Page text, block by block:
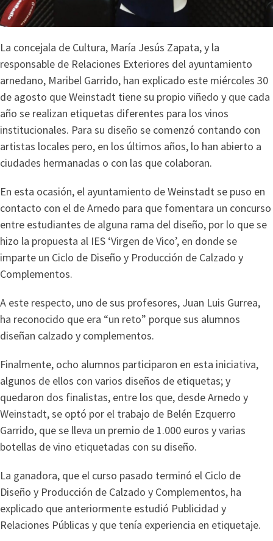
La concejala de Cultura, María Jesús Zapata, y la
responsable de Relaciones Exteriores del ayuntamiento
arnedano, Maribel Garrido, han explicado este miércoles 30
de agosto que Weinstadt tiene su propio viñedo y que cada
año se realizan etiquetas diferentes para los vinos
institucionales. Para su diseño se comenzó contando con
artistas locales pero, en los últimos años, lo han abierto a
ciudades hermanadas o con las que colaboran.
En esta ocasión, el ayuntamiento de Weinstadt se puso en
contacto con el de Arnedo para que fomentara un concurso
entre estudiantes de alguna rama del diseño, por lo que se
hizo la propuesta al IES ‘Virgen de Vico’, en donde se
imparte un Ciclo de Diseño y Producción de Calzado y
Complementos.
A este respecto, uno de sus profesores, Juan Luis Gurrea,
ha reconocido que era “un reto” porque sus alumnos
diseñan calzado y complementos.
Finalmente, ocho alumnos participaron en esta iniciativa,
algunos de ellos con varios diseños de etiquetas; y
quedaron dos finalistas, entre los que, desde Arnedo y
Weinstadt, se optó por el trabajo de Belén Ezquerro
Garrido, que se lleva un premio de 1.000 euros y varias
botellas de vino etiquetadas con su diseño.
La ganadora, que el curso pasado terminó el Ciclo de
Diseño y Producción de Calzado y Complementos, ha
explicado que anteriormente estudió Publicidad y
Relaciones Públicas y que tenía experiencia en etiquetaje.